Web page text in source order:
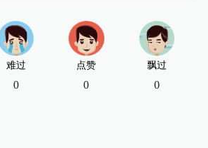
难过
0
点赞
0
飘过
0